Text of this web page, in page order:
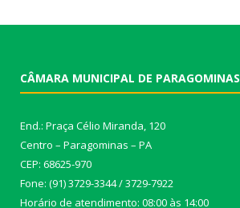
CÂMARA MUNICIPAL DE PARAGOMINAS
End.: Praça Célio Miranda, 120
Centro – Paragominas – PA
CEP: 68625-970
Fone: (91) 3729-3344 / 3729-7922
Horário de atendimento: 08:00 às 14:00